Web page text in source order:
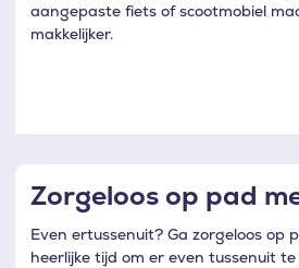
aangepaste fiets of scootmobiel
makkelijker.
Zorgeloos op pad
Even ertussenuit? Ga zorgeloos op
heerlijke tijd om er even tussenuit